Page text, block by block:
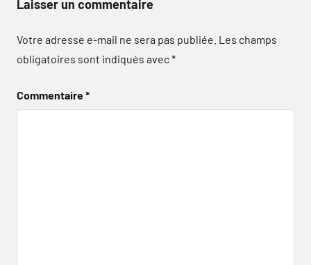
Laisser un commentaire
Votre adresse e-mail ne sera pas publiée. Les champs
obligatoires sont indiqués avec*
Commentaire*